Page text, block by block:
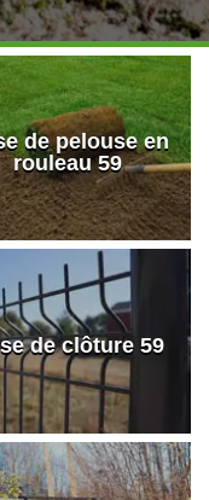
de pelouse en
rouleau 59
de clôture 59